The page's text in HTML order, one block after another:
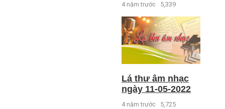
4 năm trước 5,339
Lá thư âm nhạc
ngày 11-05-2022
4 năm trước 5,725